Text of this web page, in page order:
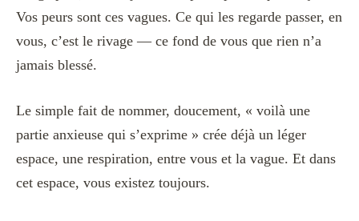
Vos peurs sont ces vagues. Ce qui les regarde passer, en
vous, c’est le rivage — ce fond de vous que rien n’a
jamais blessé.
Le simple fait de nommer, doucement, « voilà une
partie anxieuse qui s’exprime » crée déjà un léger
espace, une respiration, entre vous et la vague. Et dans
cet espace, vous existez toujours.